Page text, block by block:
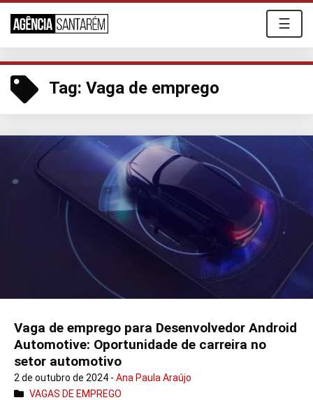
☰
Tag: Vaga de emprego
Vaga de emprego para Desenvolvedor Android
Automotive: Oportunidade de carreira no
setor automotivo
2 de outubro de 2024 - Ana Paula Araújo
VAGAS DE EMPREGO